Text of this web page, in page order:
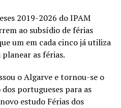
2019-2026 do IPAM
ao subsídio de férias
um em cada cinco já utiliza
as férias.
o Algarve e tornou-se o
portugueses para as
estudo Férias dos